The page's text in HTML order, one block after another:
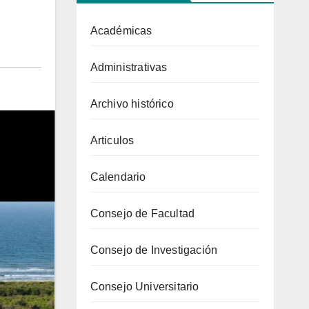
Académicas
Administrativas
Archivo histórico
Articulos
Calendario
Consejo de Facultad
Consejo de Investigación
Consejo Universitario